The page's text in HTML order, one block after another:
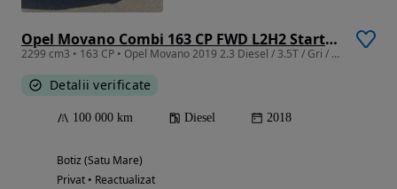
Opel Movano Combi 163 CP FWD L2H2 Start/Stop Euro 6.2
2299 cm3 • 163 CP • Opel Movano 2019 2.3 Diesel / 3.5T / Gri / Întreținut / Garantie 1 AN
Detalii verificate
100 000 km Diesel 2018
Botiz (Satu Mare)
Privat • Reactualizat